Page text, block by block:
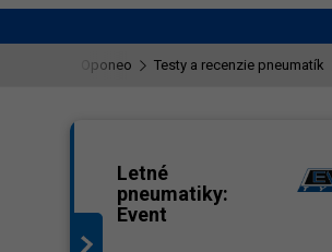
Oponeo Testy a recenzie pneumatík
Letné
pneumatiky:
Event